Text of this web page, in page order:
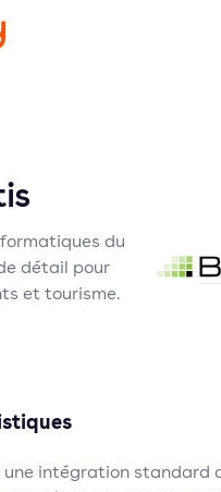
Essayer
du
détail pour
et tourisme.
intégration standard